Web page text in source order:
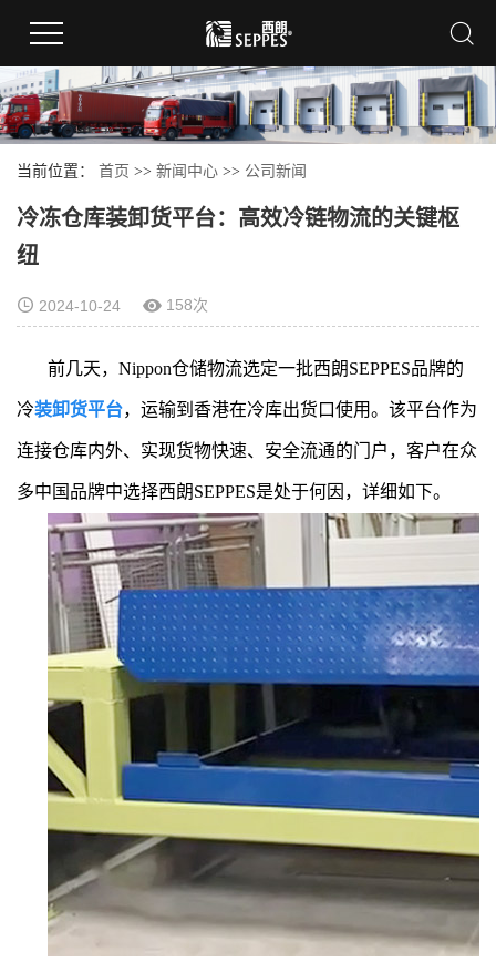
当前位置： 首页 >> 新闻中心 >> 公司新闻
冷冻仓库装卸货平台：高效冷链物流的关键枢
纽
2024-10-24 158次
前几天，Nippon仓储物流选定一批西朗SEPPES品牌的
冷装卸货平台，运输到香港在冷库出货口使用。该平台作为
连接仓库内外、实现货物快速、安全流通的门户，客户在众
多中国品牌中选择西朗SEPPES是处于何因，详细如下。